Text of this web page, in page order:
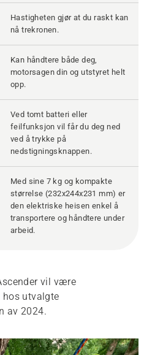
Hastigheten gjør at du raskt kan
nå trekronen.
Kan håndtere både deg,
motorsagen din og utstyret helt
opp.
Ved tomt batteri eller
feilfunksjon vil får du deg ned
ved å trykke på
nedstigningsknappen.
Med sine 7 kg og kompakte
størrelse (232x244x231 mm) er
den elektriske heisen enkel å
transportere og håndtere under
arbeid.
vil være
utvalgte
av 2024.